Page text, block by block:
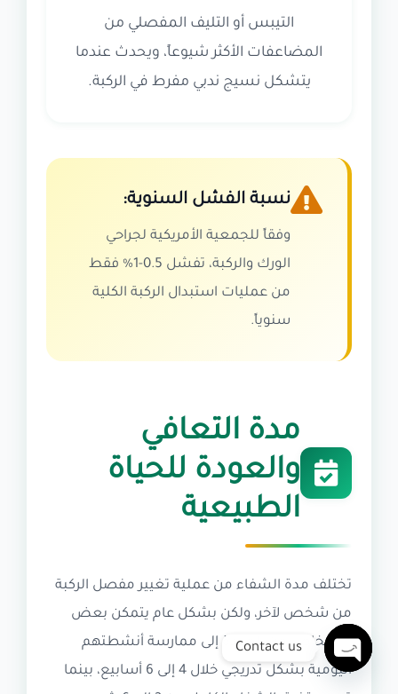
التيبس أو التليف المفصلي من
المضاعفات الأكثر شيوعاً، ويحدث عندما
يتشكل نسيج ندبي مفرط في الركبة.
نسبة الفشل السنوية:
وفقاً للجمعية الأمريكية لجراحي
الورك والركبة، تفشل 0.5-1% فقط
من عمليات استبدال الركبة الكلية
سنوياً.
مدة التعافي
والعودة للحياة
الطبيعية
تختلف مدة الشفاء من عملية تغيير مفصل الركبة
من شخص لآخر، ولكن بشكل عام يتمكن بعض
الأشخاص من العودة إلى ممارسة أنشطتهم
اليومية بشكل تدريجي خلال 4 إلى 6 أسابيع، بينما
Contact us